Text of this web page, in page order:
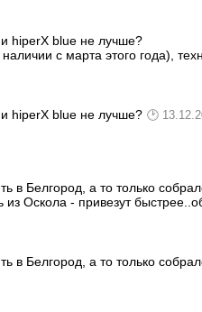
и hiperX blue не лучше?
с марта этого года),
и hiperX blue не лучше?
в Белгород, а то только
Оскола - привезут
в Белгород, а то только